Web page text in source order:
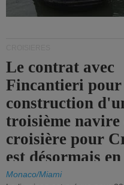
Le contrat avec
Fincantieri
construction
troisième navire
croisière pour
est désormais en
vigueur.
Monaco/Miami